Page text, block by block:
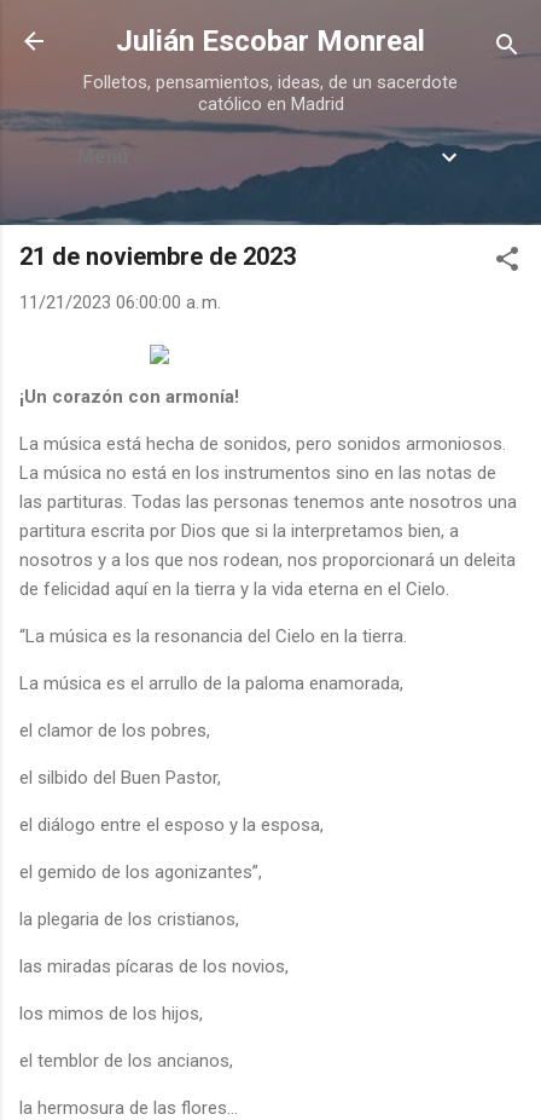
Ir al contenido principal
Julián Escobar Monreal
Folletos, pensamientos, ideas, de un sacerdote
católico en Madrid
Menú
21 de noviembre de 2023
11/21/2023 06:00:00 a. m.
¡Un corazón con armonía!
La música está hecha de sonidos, pero sonidos armoniosos.
La música no está en los instrumentos sino en las notas de
las partituras. Todas las personas tenemos ante nosotros una
partitura escrita por Dios que si la interpretamos bien, a
nosotros y a los que nos rodean, nos proporcionará un deleita
de felicidad aquí en la tierra y la vida eterna en el Cielo.
“La música es la resonancia del Cielo en la tierra.
La música es el arrullo de la paloma enamorada,
el clamor de los pobres,
el silbido del Buen Pastor,
el diálogo entre el esposo y la esposa,
el gemido de los agonizantes”,
la plegaria de los cristianos,
las miradas pícaras de los novios,
los mimos de los hijos,
el temblor de los ancianos,
la hermosura de las flores…